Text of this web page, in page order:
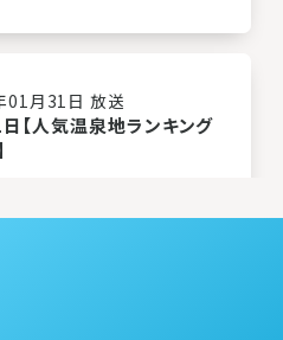
01月31日 放送
【人気温泉地ランキング